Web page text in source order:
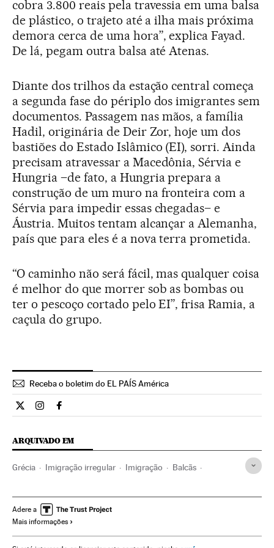
cobra 3.800 reais pela travessia em uma balsa
de plástico, o trajeto até a ilha mais próxima
demora cerca de uma hora”, explica Fayad.
De lá, pegam outra balsa até Atenas.
Diante dos trilhos da estação central começa
a segunda fase do périplo dos imigrantes sem
documentos. Passagem nas mãos, a família
Hadil, originária de Deir Zor, hoje um dos
bastiões do Estado Islâmico (EI), sorri. Ainda
precisam atravessar a Macedônia, Sérvia e
Hungria –de fato, a Hungria prepara a
construção de um muro na fronteira com a
Sérvia para impedir essas chegadas– e
Áustria. Muitos tentam alcançar a Alemanha,
país que para eles é a nova terra prometida.
“O caminho não será fácil, mas qualquer coisa
é melhor do que morrer sob as bombas ou
ter o pescoço cortado pelo EI”, frisa Ramia, a
caçula do grupo.
Receba o boletim do EL PAÍS América
Internacional El País Brasil en Twitter
Internacional El País Brasil en Instagram
Internacional El País Brasil en Facebook
ARQUIVADO EM
Grécia Imigração irregular Imigração Balcãs
Europa Sociedade
Adere a
Mais informações